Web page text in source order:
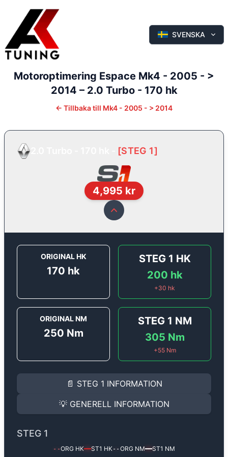
SVENSKA
Motoroptimering Espace Mk4 - 2005 - >
2014 – 2.0 Turbo - 170 hk
← Tillbaka till Mk4 - 2005 - > 2014
[STEG 1]
4,995 kr
ORIGINAL HK
170 hk
STEG 1 HK
200 hk
+30 hk
ORIGINAL NM
250 Nm
STEG 1 NM
305 Nm
+55Nm
📄 STEG 1 INFORMATION
INFORMATION
Steg 1
Renault Espace 2.0
Effekten ökar från170 hktill200 hkoch
(+30 hk & +55 Nm).
Ger mer effekt, högre vridmoment, lägre
Steg 1 mjukvara justerar vi ett antal
💡 GENERELL INFORMATION
✅ All mjukvara är skräddarsydd för din bil
✅ Felsökning inann samt efter optimering
STEG 1
--ORG HK━━ST1 HK--ORG NM━━ST1 NM